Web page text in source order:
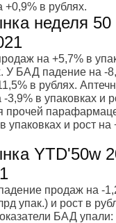
+0,9% в рублях.
неделя 50
на +5,7% в
У БАД падение на -
в рублях.
-3,9% в упаковках и
прочей
упаковках и рост на
YTD'50w
продаж на -
упак.) и рост в
БАД упали: